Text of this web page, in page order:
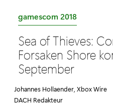
K
t
e
g
r
gamescom 2018
Sea of Thieves:
Forsaken Shore
September
Johannes Hollaender, Xbox Wire
DACH Redakteur